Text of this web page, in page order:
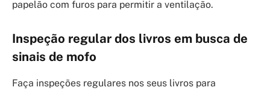
papelão com furos para permitir a ventilação.
Inspeção regular dos livros em busca de
sinais de mofo
Faça inspeções regulares nos seus livros para